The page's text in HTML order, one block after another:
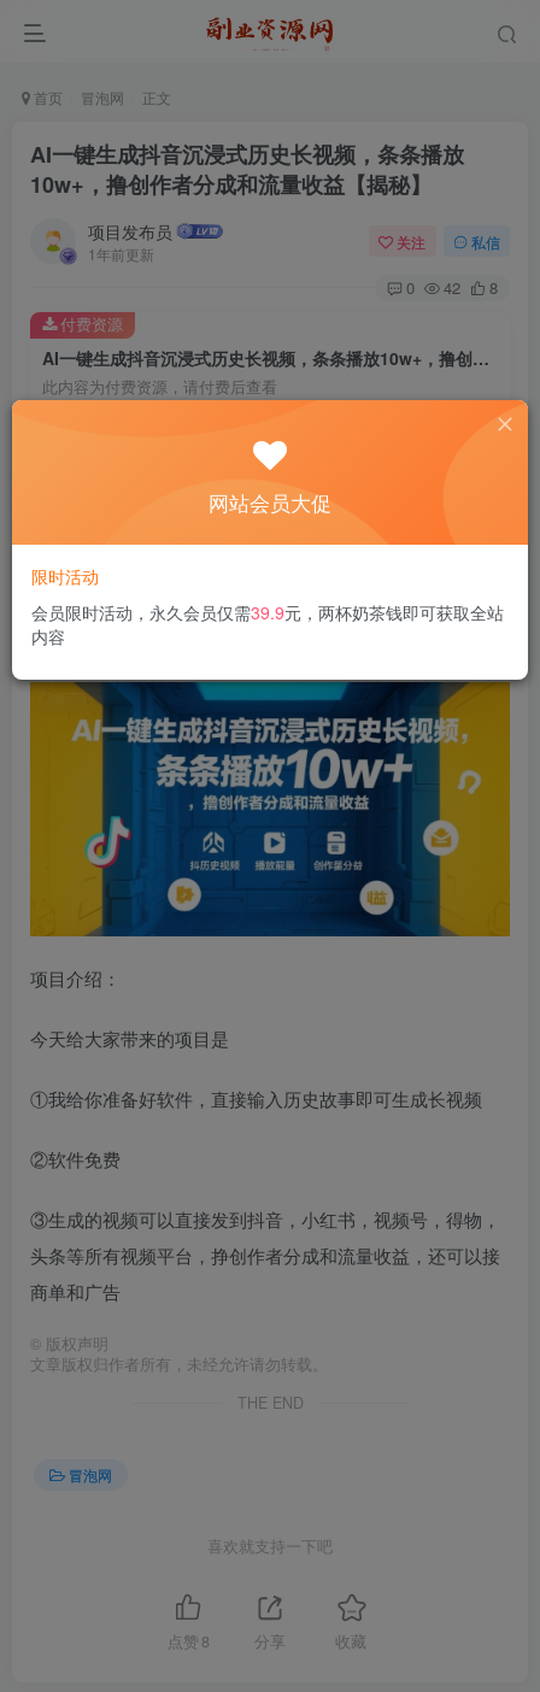
首页 冒泡网 正文
AI一键生成抖音沉浸式历史长视频，条条播放
10w+，撸创作者分成和流量收益【揭秘】
项目发布员
1年前更新
关注 私信
0 42 8
AI一键生成抖音沉浸式历史长视频，条条播放10w+，撸创作者分成和流量收益【揭秘】
此内容为付费资源，请付费后查看
￥4
付费资源
AI一键生成抖音沉浸式历史长视频，条条播放10w+，撸创作
者分成和流量收益【揭秘】
项目介绍：
今天给大家带来的项目是
①我给你准备好软件，直接输入历史故事即可生成长视频
②软件免费
③生成的视频可以直接发到抖音，小红书，视频号，得物，
头条等所有视频平台，挣创作者分成和流量收益，还可以接
商单和广告
© 版权声明
文章版权归作者所有，未经允许请勿转载。
THE END
冒泡网
喜欢就支持一下吧
点赞 8 分享 收藏
网站会员大促
限时活动
会员限时活动，永久会员仅需39.9元，两杯奶茶钱即可获取全站
内容